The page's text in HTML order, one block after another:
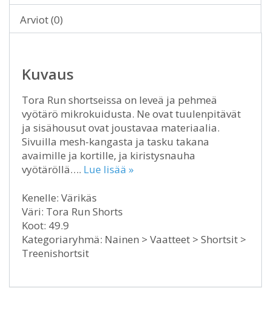
Arviot (0)
Kuvaus
Tora Run shortseissa on leveä ja pehmeä
vyötärö mikrokuidusta. Ne ovat tuulenpitävät
ja sisähousut ovat joustavaa materiaalia.
Sivuilla mesh-kangasta ja tasku takana
avaimille ja kortille, ja kiristysnauha
vyötäröllä…. Lue lisää »
Kenelle: Värikäs
Väri: Tora Run Shorts
Koot: 49.9
Kategoriaryhmä: Nainen > Vaatteet > Shortsit >
Treenishortsit